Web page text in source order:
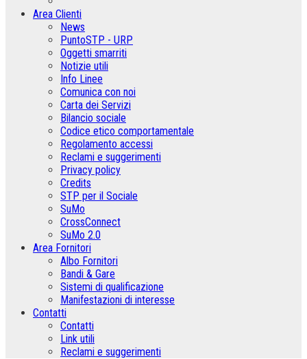
Area Clienti
News
PuntoSTP - URP
Oggetti smarriti
Notizie utili
Info Linee
Comunica con noi
Carta dei Servizi
Bilancio sociale
Codice etico comportamentale
Regolamento accessi
Reclami e suggerimenti
Privacy policy
Credits
STP per il Sociale
SuMo
CrossConnect
SuMo 2.0
Area Fornitori
Albo Fornitori
Bandi & Gare
Sistemi di qualificazione
Manifestazioni di interesse
Contatti
Contatti
Link utili
Reclami e suggerimenti